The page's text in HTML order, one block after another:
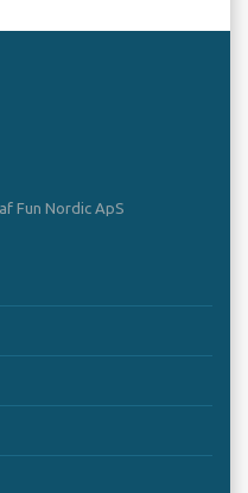
Fun Nordic ApS